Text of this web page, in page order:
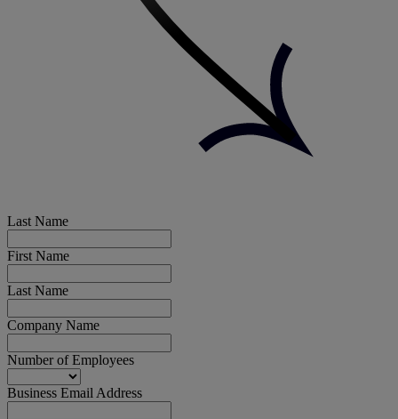
Last Name
First Name
Last Name
Company Name
Number of Employees
Business Email Address